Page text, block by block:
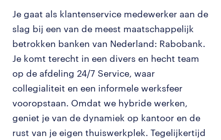
Je gaat als klantenservice medewerker aan de
slag bij een van de meest maatschappelijk
betrokken banken van Nederland: Rabobank.
Je komt terecht in een divers en hecht team
op de afdeling 24/7 Service, waar
collegialiteit en een informele werksfeer
vooropstaan. Omdat we hybride werken,
geniet je van de dynamiek op kantoor en de
rust van je eigen thuiswerkplek. Tegelijkertijd